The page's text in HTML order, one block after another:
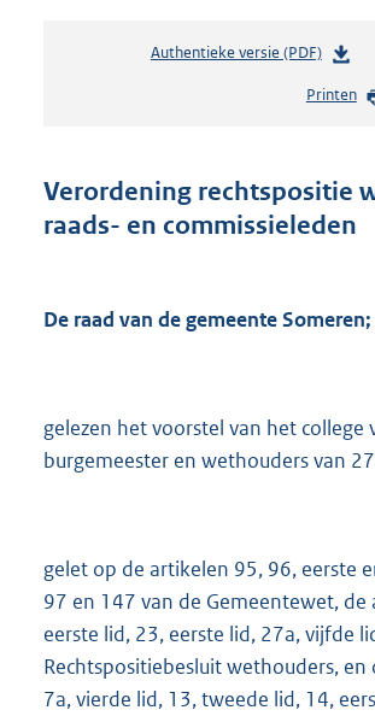
Authentieke versie (PDF)b
s
d
s
o
:
3
Printen
Verordening rechtspositie
raads- en commissieleden
De raad van de gemeenteSomeren;
gelezen het voorstel van het college
burgemeester en wethouders van
gelet op de artikelen 95, 96, eerste
97 en 147 van de Gemeentewet,
eerste lid, 23, eerste lid, 27a, vijfde
Rechtspositiebesluit wethouders,
7a, vierde lid, 13, tweede lid, 14,